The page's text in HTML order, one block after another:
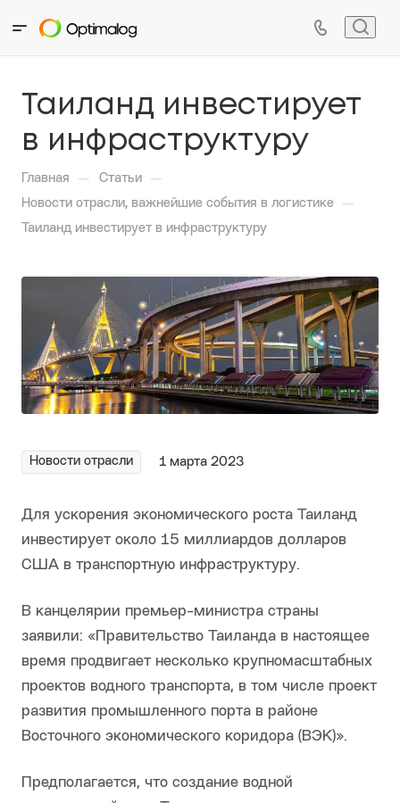
Таиланд инвестирует
в инфраструктуру
Главная — Статьи —
Новости отрасли, важнейшие события в логистике —
Таиланд инвестирует в инфраструктуру
Новости отрасли 1 марта 2023
Для ускорения экономического роста Таиланд
инвестирует около 15 миллиардов долларов
США в транспортную инфраструктуру.
В канцелярии премьер-министра страны
заявили: «Правительство Таиланда в настоящее
время продвигает несколько крупномасштабных
проектов водного транспорта, в том числе проект
развития промышленного порта в районе
Восточного экономического коридора (ВЭК)».
Предполагается, что создание водной